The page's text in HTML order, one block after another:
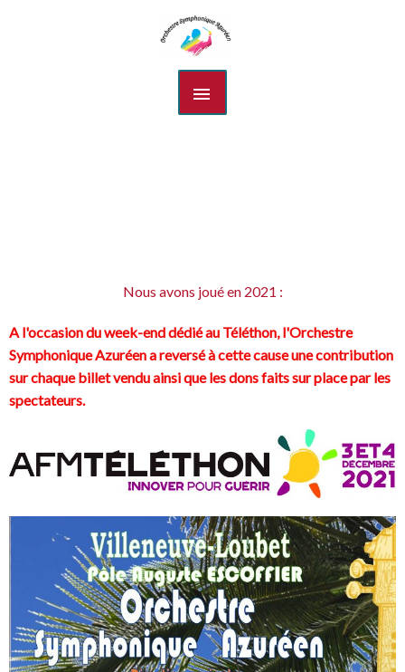
MENU
PRINCIPAL
Nous avons joué en 2021 :
A l'occasion du week-end dédié au Téléthon, l'Orchestre
Symphonique Azuréen a reversé à cette cause une contribution
sur chaque billet vendu ainsi que les dons faits sur place par les
spectateurs.